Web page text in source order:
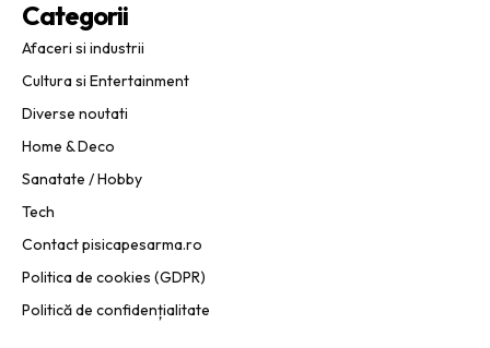
Categorii
Afaceri si industrii
Cultura si Entertainment
Diverse noutati
Home & Deco
Sanatate / Hobby
Tech
Contact pisicapesarma.ro
Politica de cookies (GDPR)
Politică de confidențialitate